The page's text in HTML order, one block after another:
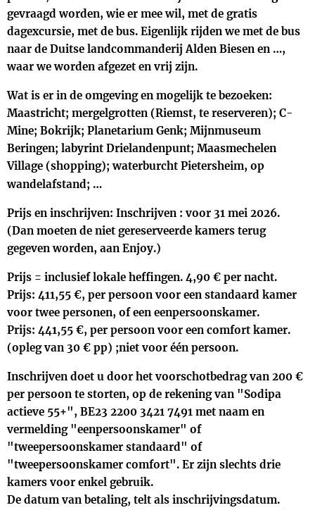
gevraagd worden, wie er mee wil, met de gratis
dagexcursie, met de bus. Eigenlijk rijden we met de bus
naar de Duitse landcommanderij Alden Biesen en …,
waar we worden afgezet en vrij zijn.
Wat is er in de omgeving en mogelijk te bezoeken:
Maastricht; mergelgrotten (Riemst, te reserveren); C-
Mine; Bokrijk; Planetarium Genk; Mijnmuseum
Beringen; labyrint Drielandenpunt; Maasmechelen
Village (shopping); waterburcht Pietersheim, op
wandelafstand; …
Prijs en inschrijven: Inschrijven : voor 31 mei 2026.
(Dan moeten de niet gereserveerde kamers terug
gegeven worden, aan Enjoy.)
Prijs = inclusief lokale heffingen. 4,90 € per nacht.
Prijs: 411,55 €, per persoon voor een standaard kamer
voor twee personen, of een eenpersoonskamer.
Prijs: 441,55 €, per persoon voor een comfort kamer.
(opleg van 30 € pp) ;niet voor één persoon.
Inschrijven doet u door het voorschotbedrag van 200 €
per persoon te storten, op de rekening van "Sodipa
actieve 55+", BE23 2200 3421 7491 met naam en
vermelding "eenpersoonskamer" of
"tweepersoonskamer standaard" of
"tweepersoonskamer comfort". Er zijn slechts drie
kamers voor enkel gebruik.
De datum van betaling, telt als inschrijvingsdatum.